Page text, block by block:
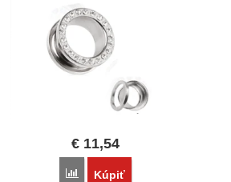
€ 11,54
Porovnať
Kúpiť